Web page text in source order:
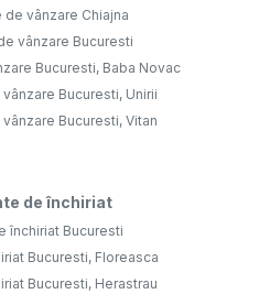
de vânzare Chiajna
vânzare Bucuresti
Bucuresti, Baba Novac
Bucuresti, Unirii
Bucuresti, Vitan
de închiriat
închiriat Bucuresti
Bucuresti, Floreasca
Bucuresti, Herastrau